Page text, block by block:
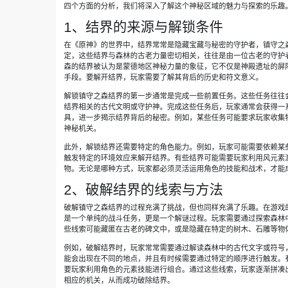
四个方面的分析，我们将深入了解这个神秘区域的魅力与探索的乐趣。
1、结界的来源与解锁条件
在《原神》的世界中，结界常常是隐藏宝藏与秘密的守护者，镇守
定，这些结界与森林的古老力量密切相关，往往是由一位古老的守
森的结界被认为是蒙德地区神秘力量的象征，它不仅是神殿遗址的
手段。要解开结界，玩家需要了解其背后的历史和符文意义。
解锁镇守之森结界的第一步通常是完成一些前置任务。这些任务往
结界相关的古代文明或守护神。完成这些任务后，玩家通常会获得
具，进一步揭示结界背后的秘密。例如，某些任务可能要求玩家收
神秘机关。
此外，解锁结界还需要特定的角色能力。例如，玩家可能需要依赖
触发特定的环境效应来解开结界。有些结界可能需要玩家利用风元
物。无论是哪种方式，玩家都必须灵活运用角色的技能和战术，才能
2、破解结界的线索与方法
破解镇守之森结界的过程充满了挑战，但也同样充满了乐趣。在游
是一个单纯的战斗任务，更是一个解谜过程。玩家需要通过探索森
些线索可能藏匿在古老的碑文中，或是隐藏在特定的树木、石雕等物
例如，破解结界时，玩家常常需要通过解读森林中的古代文字或符
能会出现在不同的地点，并且有时候需要通过特定的顺序进行触发
要玩家利用角色的元素技能进行组合。通过这些线索，玩家逐渐拼
相应的机关，从而成功破除结界。